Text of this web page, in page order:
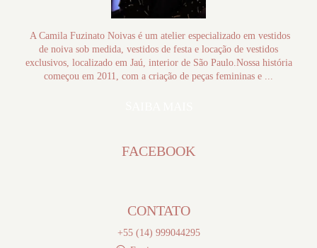
A Camila Fuzinato Noivas é um atelier especializado em vestidos
de noiva sob medida, vestidos de festa e locação de vestidos
exclusivos, localizado em Jaú, interior de São Paulo.Nossa história
começou em 2011, com a criação de peças femininas e ...
FACEBOOK
CONTATO
+55 (14) 999044295